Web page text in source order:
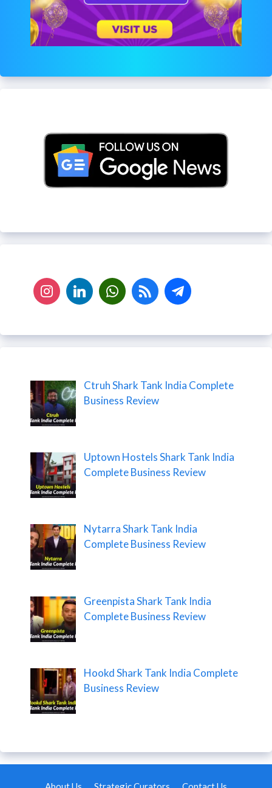
Ctruh Shark Tank India Complete
Business Review
Uptown Hostels Shark Tank India
Complete Business Review
Nytarra Shark Tank India
Complete Business Review
Greenpista Shark Tank India
Complete Business Review
Hookd Shark Tank India Complete
Business Review